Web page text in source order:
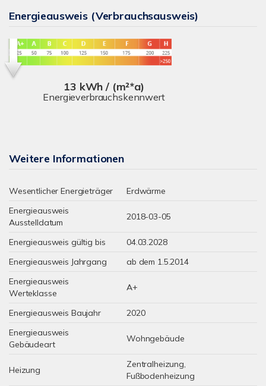
Energieausweis (Verbrauchsausweis)
13 kWh / (m²*a)
Energieverbrauchskennwert
Weitere Informationen
Wesentlicher Energieträger
Erdwärme
Energieausweis
Ausstelldatum
2018-03-05
Energieausweis gültig bis
04.03.2028
Energieausweis Jahrgang
ab dem 1.5.2014
Energieausweis
Werteklasse
A+
Energieausweis Baujahr
2020
Energieausweis
Gebäudeart
Wohngebäude
Heizung
Zentralheizung,
Fußbodenheizung